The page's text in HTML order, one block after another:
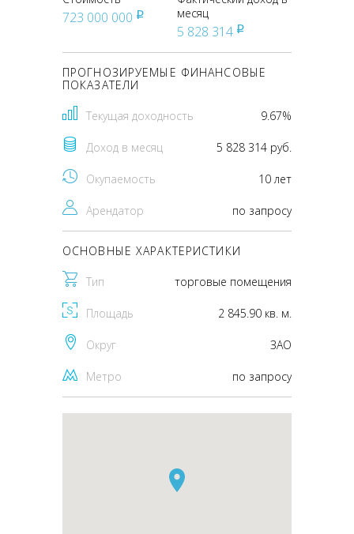
723 000 000 pуб
месяц
5 828 314 pуб
ПРОГНОЗИРУЕМЫЕ ФИНАНСОВЫЕ
ПОКАЗАТЕЛИ
Текущая доходность 9.67%
Доход в месяц 5 828 314 руб.
Окупаемость 10 лет
Арендатор по запросу
ОСНОВНЫЕ ХАРАКТЕРИСТИКИ
Тип торговые помещения
Площадь 2 845.90 кв. м.
Округ ЗАО
Метро по запросу